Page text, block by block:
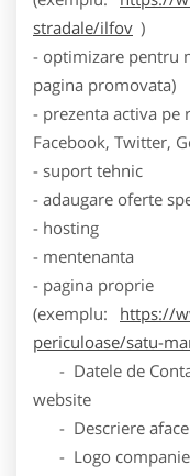
stradale/ilfov )
- optimizare pentru
pagina promovata)
- prezenta activa pe
Facebook, Twitter,
- suport tehnic
- adaugare oferte
- hosting
- mentenanta
- pagina proprie
(exemplu:
https://
periculoase/satu-
- Datele de
website
- Descriere
- Logo companie